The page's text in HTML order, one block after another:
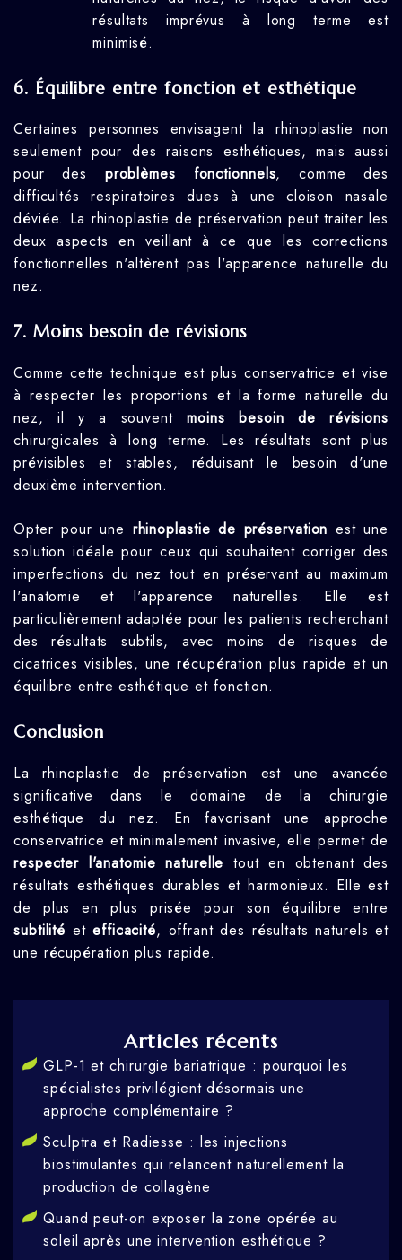
résultats imprévus à long terme est
minimisé.
6. Équilibre entre fonction et esthétique
Certaines personnes envisagent la rhinoplastie non
seulement pour des raisons esthétiques, mais aussi
pour des problèmes fonctionnels, comme des
difficultés respiratoires dues à une cloison nasale
déviée. La rhinoplastie de préservation peut traiter les
deux aspects en veillant à ce que les corrections
fonctionnelles n'altèrent pas l'apparence naturelle du
nez.
7. Moins besoin de révisions
Comme cette technique est plus conservatrice et vise
à respecter les proportions et la forme naturelle du
nez, il y a souventmoins besoin de révisions
chirurgicales à long terme. Les résultats sont plus
prévisibles et stables, réduisant le besoin d'une
deuxième intervention.
Opter pour une rhinoplastie de préservation est une
solution idéale pour ceux qui souhaitent corriger des
imperfections du nez tout en préservant au maximum
l'anatomie et l'apparence naturelles. Elle est
particulièrement adaptée pour les patients recherchant
des résultats subtils, avec moins de risques de
cicatrices visibles, une récupération plus rapide et un
équilibre entre esthétique et fonction.
Conclusion
La rhinoplastie de préservation est une avancée
significative dans le domaine de la chirurgie
esthétique du nez. En favorisant une approche
conservatrice et minimalement invasive, elle permet de
respecter l'anatomie naturelle tout en obtenant des
résultats esthétiques durables et harmonieux. Elle est
de plus en plus prisée pour son équilibre entre
subtilité etefficacité, offrant des résultats naturels et
une récupération plus rapide.
Articles récents
GLP-1 et chirurgie bariatrique : pourquoi les
spécialistes privilégient désormais une
approche complémentaire ?
Sculptra et Radiesse : les injections
biostimulantes qui relancent naturellement la
production de collagène
Quand peut-on exposer la zone opérée au
soleil après une intervention esthétique ?